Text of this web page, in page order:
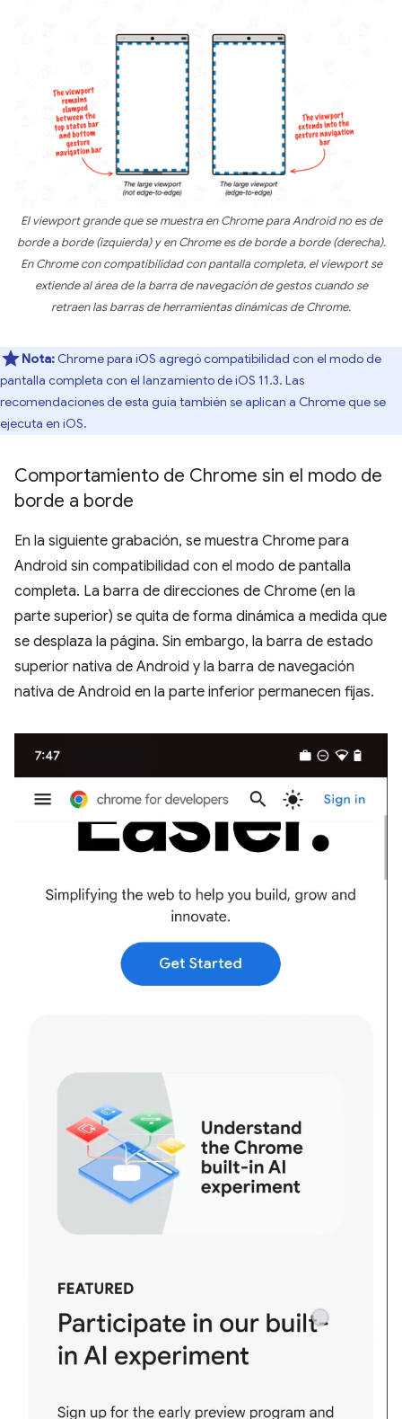
El viewport grande que se muestra en Chrome para Android no es de
borde a borde (izquierda) y en Chrome es de borde a borde (derecha).
En Chrome con compatibilidad con pantalla completa, el viewport se
extiende al área de la barra de navegación de gestos cuando se
retraen las barras de herramientas dinámicas de Chrome.
Nota: Chrome para iOS agregó compatibilidad con el modo de
pantalla completa con el lanzamiento de iOS 11.3. Las
recomendaciones de esta guía también se aplican a Chrome que se
ejecuta en iOS.
Comportamiento de Chrome sin el modo de
borde a borde
En la siguiente grabación, se muestra Chrome para
Android sin compatibilidad con el modo de pantalla
completa. La barra de direcciones de Chrome (en la
parte superior) se quita de forma dinámica a medida que
se desplaza la página. Sin embargo, la barra de estado
superior nativa de Android y la barra de navegación
nativa de Android en la parte inferior permanecen fijas.